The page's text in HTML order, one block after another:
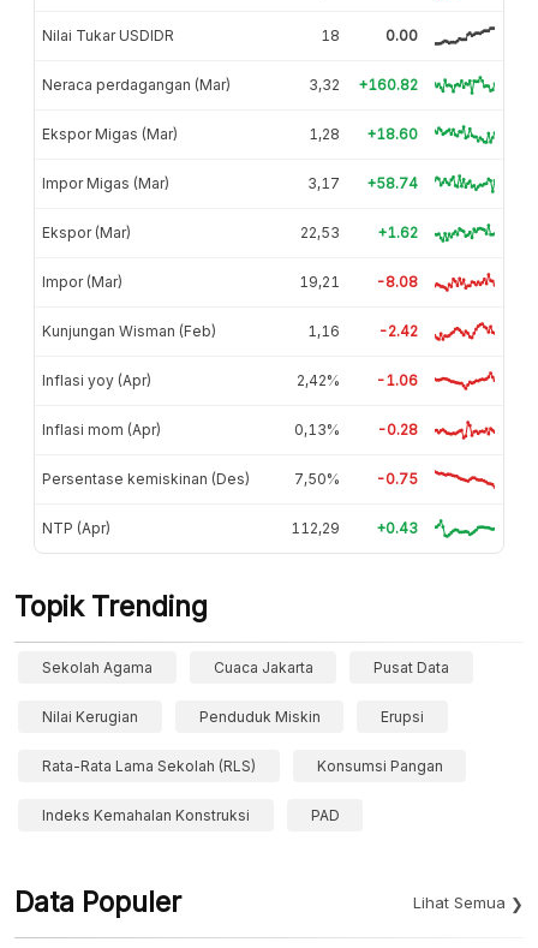
Nilai Tukar USDIDR 18 0.00
Neraca perdagangan (Mar) 3,32 +160.82
Ekspor Migas (Mar) 1,28 +18.60
Impor Migas (Mar) 3,17 +58.74
Ekspor (Mar) 22,53 +1.62
Impor (Mar) 19,21 -8.08
Kunjungan Wisman (Feb) 1,16 -2.42
Inflasi yoy (Apr) 2,42% -1.06
Inflasi mom (Apr) 0,13% -0.28
Persentase kemiskinan (Des) 7,50% -0.75
NTP (Apr) 112,29 +0.43
Topik Trending
Sekolah Agama Cuaca Jakarta Pusat Data
Nilai Kerugian Penduduk Miskin Erupsi
Rata-Rata Lama Sekolah (RLS) Konsumsi Pangan
Indeks Kemahalan Konstruksi PAD
Data Populer Lihat Semua